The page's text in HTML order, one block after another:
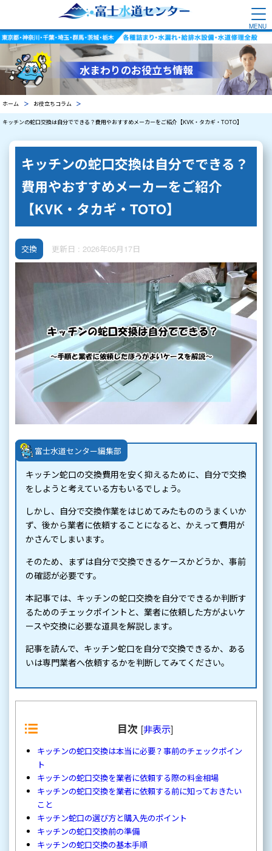
水まわりのお役立ち情報
ホーム お役立ちコラム
キッチンの蛇口交換は自分でできる？費用やおすすめメーカーをご紹介【KVK・タカギ・TOTO】
キッチンの蛇口交換は自分でできる？
費用やおすすめメーカーをご紹介
【KVK・タカギ・TOTO】
交換 更新日 : 2026年05月17日
富士水道センター編集部
キッチン蛇口の交換費用を安く抑えるために、自分で交換
をしようと考えている方もいるでしょう。
しかし、自分で交換作業をはじめてみたもののうまくいか
ず、後から業者に依頼することになると、かえって費用が
かさんでしまいます。
そのため、まずは自分で交換できるケースかどうか、事前
の確認が必要です。
本記事では、キッチンの蛇口交換を自分でできるか判断す
るためのチェックポイントと、業者に依頼した方がよいケ
ースや交換に必要な道具を解説します。
記事を読んで、キッチン蛇口を自分で交換できるか、ある
いは専門業者へ依頼するかを判断してみてください。
目次 [非表示]
キッチンの蛇口交換は本当に必要？事前のチェックポイン
ト
キッチンの蛇口交換を業者に依頼する際の料金相場
キッチンの蛇口交換を業者に依頼する前に知っておきたい
こと
キッチン蛇口の選び方と購入先のポイント
キッチンの蛇口交換前の準備
キッチンの蛇口交換の基本手順